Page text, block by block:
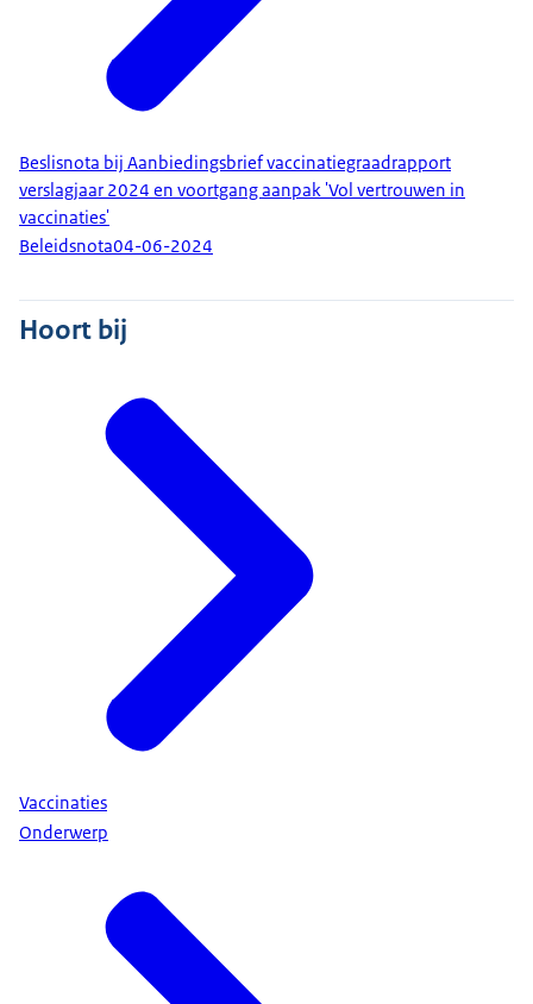
Beslisnota bij Aanbiedingsbrief vaccinatiegraadrapport
verslagjaar 2024 en voortgang aanpak 'Vol vertrouwen in
vaccinaties'
Beleidsnota04-06-2024
Hoort bij
Vaccinaties
Onderwerp